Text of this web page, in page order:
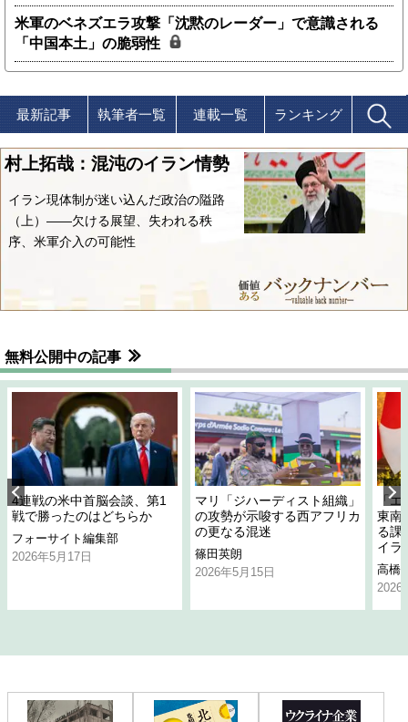
米軍のベネズエラ攻撃「沈黙のレーダー」で意識される
「中国本土」の脆弱性
最新記事 執筆者一覧 連載一覧 ランキング
村上拓哉：混沌のイラン情勢
イラン現体制が迷い込んだ政治の隘路
（上）――欠ける展望、失われる秩
序、米軍介入の可能性
無料公開中の記事
4連戦の米中首脳会談、第1
戦で勝ったのはどちらか
フォーサイト編集部
2026年5月17日
マリ「ジハーディスト組織」
の攻勢が示唆する西アフリカ
の更なる混迷
篠田英朗
2026年5月15日
「
東南
る課
イラ
高橋
2026